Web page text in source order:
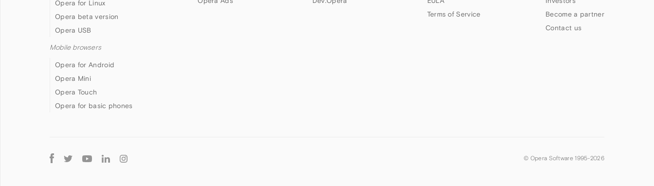
Opera for Linux
Opera beta version
Opera USB
Mobile browsers
Opera for Android
Opera Mini
Opera Touch
Opera for basic phones
Terms of Service
Become a partner
Contact us
Follow
Opera
© Opera Software 1995-2026